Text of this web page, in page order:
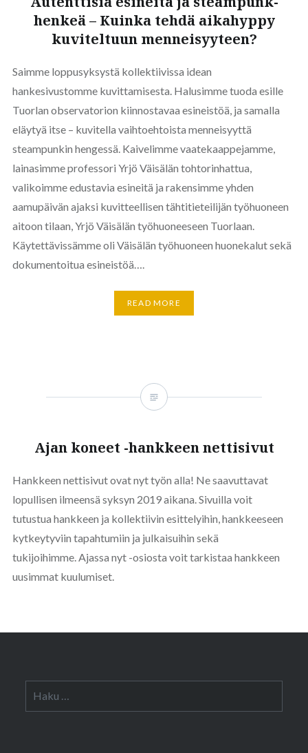
henkeä – Kuinka tehdä aikahyppy
kuviteltuun menneisyyteen?
Saimme loppusyksystä kollektiivissa idean
hankesivustomme kuvittamisesta. Halusimme tuoda esille
Tuorlan observatorion kiinnostavaa esineistöä, ja samalla
eläytyä itse – kuvitella vaihtoehtoista menneisyyttä
steampunkin hengessä. Kaivelimme vaatekaappejamme,
lainasimme professori Yrjö Väisälän tohtorinhattua,
valikoimme edustavia esineitä ja rakensimme yhden
aamupäivän ajaksi kuvitteellisen tähtitieteilijän työhuoneen
aitoon tilaan, Yrjö Väisälän työhuoneeseen Tuorlaan.
Käytettävissämme oli Väisälän työhuoneen huonekalut sekä
dokumentoitua esineistöä….
READ MORE
Ajan koneet -hankkeen nettisivut
Hankkeen nettisivut ovat nyt työn alla! Ne saavuttavat
lopullisen ilmeensä syksyn 2019 aikana. Sivuilla voit
tutustua hankkeen ja kollektiivin esittelyihin, hankkeeseen
kytkeytyviin tapahtumiin ja julkaisuihin sekä
tukijoihimme. Ajassa nyt -osiosta voit tarkistaa hankkeen
uusimmat kuulumiset.